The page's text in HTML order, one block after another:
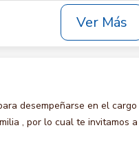
Ver Más
desempeñarse en el cargo
, por lo cual te invitamos a